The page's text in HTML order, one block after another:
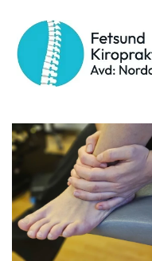
Stikkord: